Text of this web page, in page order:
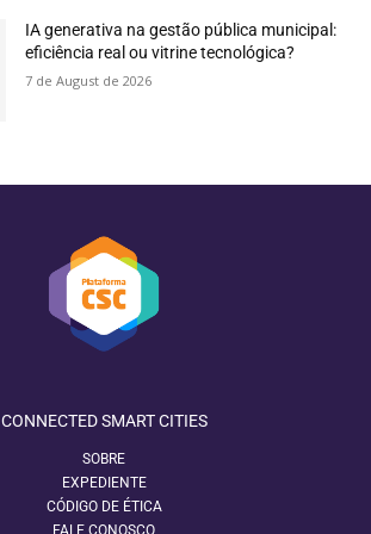
IA generativa na gestão pública municipal:
eficiência real ou vitrine tecnológica?
7 de August de 2026
CONNECTED SMART CITIES
SOBRE
EXPEDIENTE
CÓDIGO DE ÉTICA